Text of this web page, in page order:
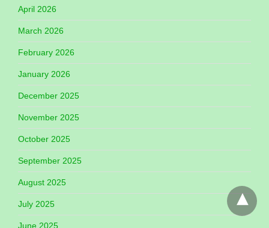
April 2026
March 2026
February 2026
January 2026
December 2025
November 2025
October 2025
September 2025
August 2025
July 2025
June 2025